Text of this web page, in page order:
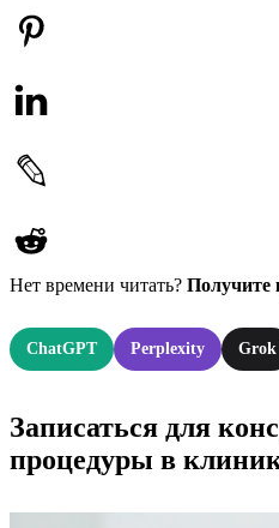
Нет времени читать? Получите
ChatGPT Perplexity Grok
Записаться для
процедуры в